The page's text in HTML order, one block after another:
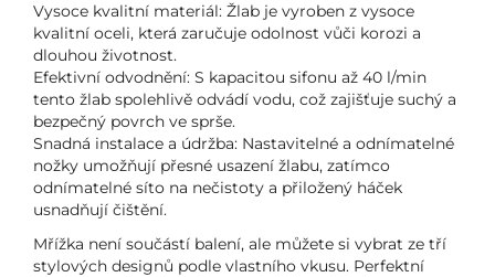
Vysoce kvalitní materiál: Žlab je vyroben z vysoce
kvalitní oceli, která zaručuje odolnost vůči korozi a
dlouhou životnost.
Efektivní odvodnění: S kapacitou sifonu až 40 l/min
tento žlab spolehlivě odvádí vodu, což zajišťuje suchý a
bezpečný povrch ve sprše.
Snadná instalace a údržba: Nastavitelné a odnímatelné
nožky umožňují přesné usazení žlabu, zatímco
odnímatelné síto na nečistoty a přiložený háček
usnadňují čištění.
Mřížka není součástí balení, ale můžete si vybrat ze tří
stylových designů podle vlastního vkusu. Perfektní